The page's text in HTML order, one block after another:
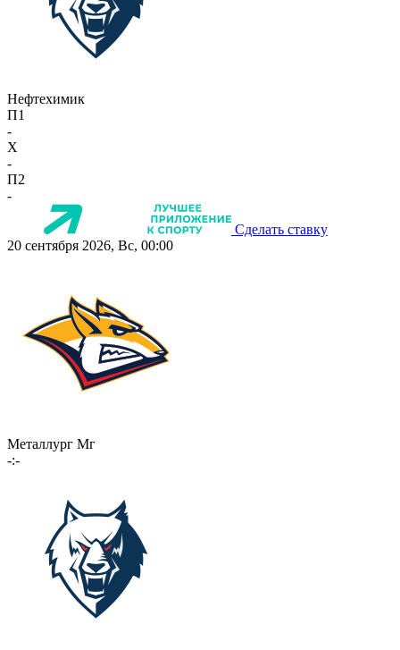
Нефтехимик
П1
-
X
-
П2
-
Сделать ставку
20 сентября 2026, Вс, 00:00
Металлург Мг
-:-